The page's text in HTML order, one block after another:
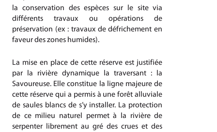
la conservation des espèces sur le site via
différents travaux ou opérations de
préservation (ex : travaux de défrichement en
faveur des zones humides).
La mise en place de cette réserve est justifiée
par la rivière dynamique la traversant : la
Savoureuse. Elle constitue la ligne majeure de
cette réserve qui a permis à une forêt alluviale
de saules blancs de s’y installer. La protection
de ce milieu naturel permet à la rivière de
serpenter librement au gré des crues et des